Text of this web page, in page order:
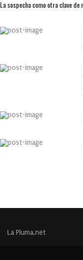
La sospecha como otra clave
La Pluma.net